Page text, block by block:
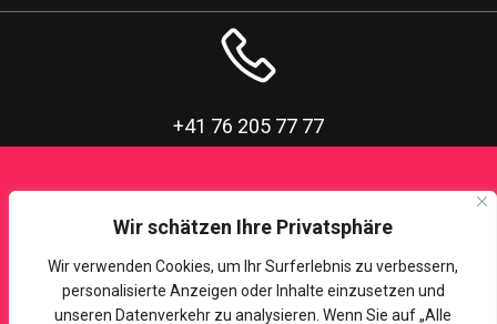
Wir schätzen Ihre Privatsphäre
Wir verwenden Cookies, um Ihr Surferlebnis zu verbessern,
personalisierte Anzeigen oder Inhalte einzusetzen und
unseren Datenverkehr zu analysieren. Wenn Sie auf „Alle
+41 76 205 77 77